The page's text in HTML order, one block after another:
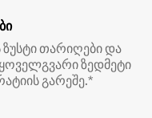
თარიღები და
ზედმეტი
გარეშე.*